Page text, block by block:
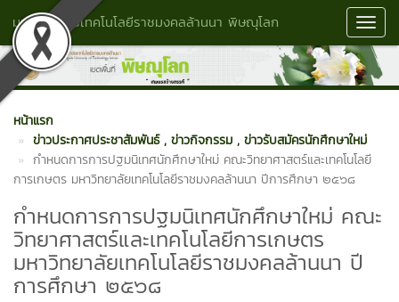
มหาวิทยาลัยเทคโนโลยีราชมงคลล้านนา พิษณุโลก
หน้าแรก
ข่าวประกาศประชาสัมพันธ์ , ข่าวกิจกรรม , ข่าวรับสมัครนักศึกษาใหม่
กำหนดการการปฐมนิเทศนักศึกษาใหม่ คณะวิทยาศาสตร์และเทคโนโลยี
การเกษตร มหาวิทยาลัยเทคโนโลยีราชมงคลล้านนา ปีการศึกษา ๒๕๖๘
กำหนดการการปฐมนิเทศนักศึกษาใหม่ คณะ
วิทยาศาสตร์และเทคโนโลยีการเกษตร
มหาวิทยาลัยเทคโนโลยีราชมงคลล้านนา ปี
การศึกษา ๒๕๖๘